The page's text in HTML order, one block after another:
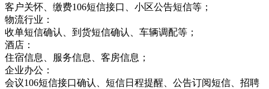
客户关怀、缴费106短信接口、小区公告短信等；
物流行业：
收单短信确认、到货短信确认、车辆调配等；
酒店：
住宿信息、服务信息、客房信息；
企业办公：
会议106短信接口确认、短信日程提醒、公告订阅短信、招聘